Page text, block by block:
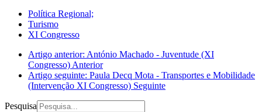
Política Regional;
Turismo
XI Congresso
Artigo anterior: António Machado - Juventude (XI
Congresso)Anterior
Artigo seguinte: Paula Decq Mota - Transportes e Mobilidade
(Intervenção XI Congresso) Seguinte
Pesquisa